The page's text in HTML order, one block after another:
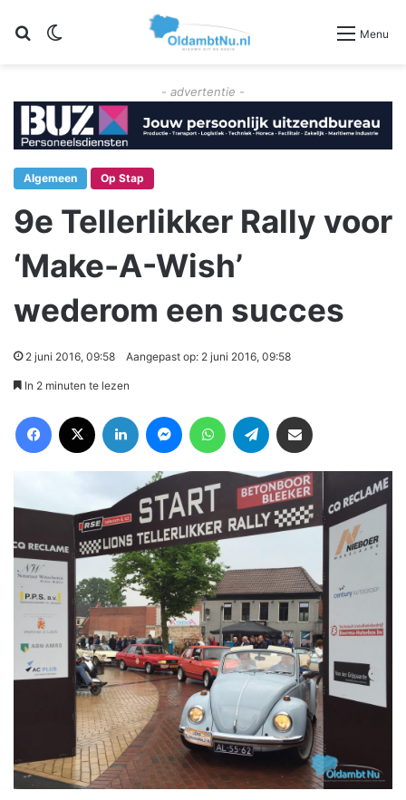
Zoeken Menu
- advertentie -
Algemeen Op Stap
9e Tellerlikker Rally voor
‘Make-A-Wish’
wederom een succes
2 juni 2016, 09:58 Aangepast op: 2 juni 2016, 09:58
In 2 minuten te lezen